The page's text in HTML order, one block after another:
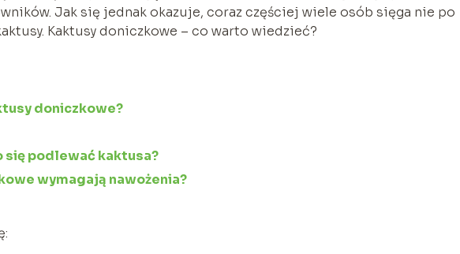
Jak się jednak okazuje, coraz częściej wiele osób sięga nie po
Kaktusy doniczkowe – co warto wiedzieć?
doniczkowe?
się podlewać kaktusa?
wymagają nawożenia?